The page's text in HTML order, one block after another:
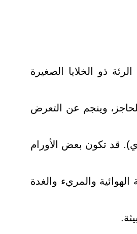
ذو الخلايا الصغيرة
وينجم عن التعرض
قد تكون بعض الأورام
والمريء والغدة